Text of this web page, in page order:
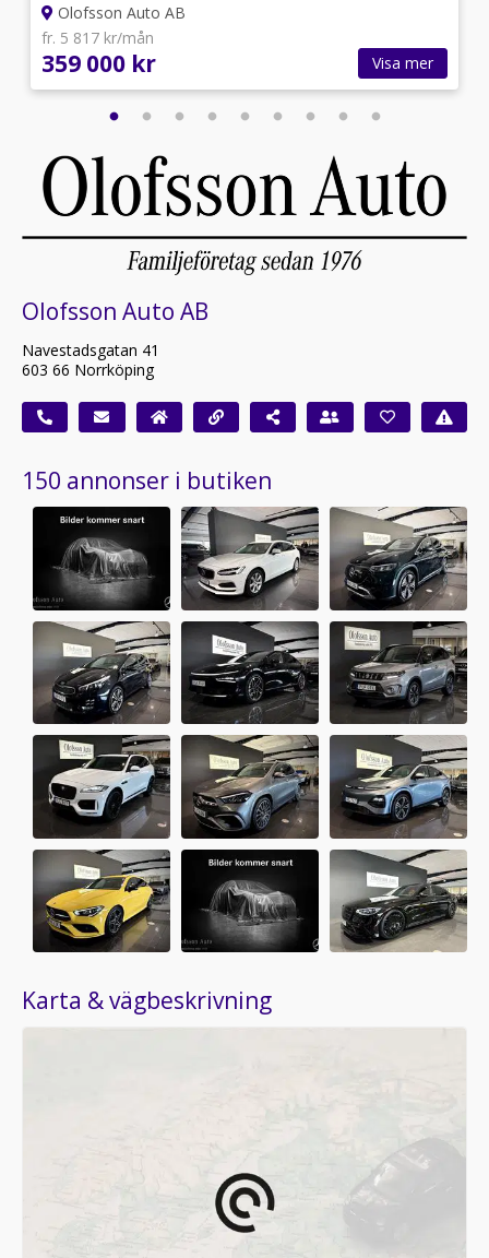
Olofsson Auto AB
fr. 5 817 kr/mån
359 000 kr Visa mer
Olofsson Auto AB
Navestadsgatan 41
603 66 Norrköping
150 annonser i butiken
Karta & vägbeskrivning